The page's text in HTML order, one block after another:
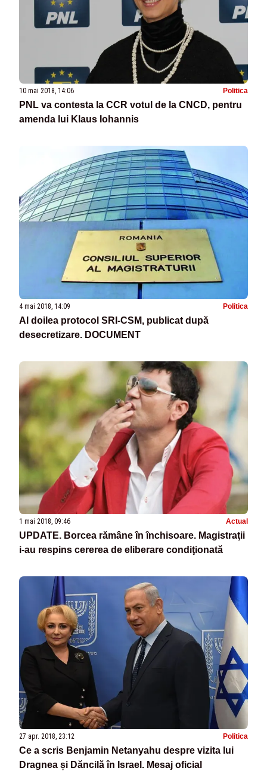
10 mai 2018, 14:06 Politica
PNL va contesta la CCR votul de la CNCD, pentru
amenda lui Klaus Iohannis
4 mai 2018, 14:09 Politica
Al doilea protocol SRI-CSM, publicat după
desecretizare. DOCUMENT
1 mai 2018, 09:46 Actual
UPDATE. Borcea rămâne în închisoare. Magistraţii
i-au respins cererea de eliberare condiţionată
27 apr. 2018, 23:12 Politica
Ce a scris Benjamin Netanyahu despre vizita lui
Dragnea și Dăncilă în Israel. Mesaj oficial